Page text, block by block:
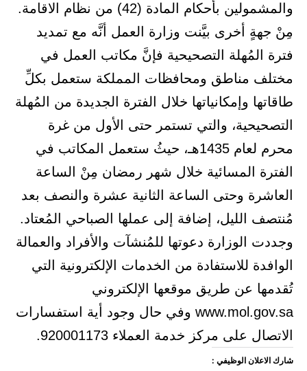
والمشمولين بأحكام المادة (42) من نظام الاقامة.
مِنْ جهةٍ أخرى بيَّنت وزارة العمل أنَّه مع تمديد
فترة المُهلة التصحيحية فإنَّ مكاتب العمل في
مختلف مناطق ومحافظات المملكة ستعمل بكلِّ
طاقاتها وإمكانياتها خلال الفترة الجديدة من المُهلة
التصحيحية، والتي تستمر حتى الأول من غرة
محرم لعام 1435هـ، حيثُ ستعمل المكاتب في
الفترة المسائية خلال شهر رمضان مِنْ الساعة
العاشرة وحتى الساعة الثانية عشرة والنصف بعد
مُنتصف الليل، إضافة إلى عملها الصباحي المُعتاد.
وجددت الوزارة دعوتها للمُنشآت والأفراد والعمالة
الوافدة للاستفادة من الخدمات الإلكترونية التي
تُقدمها عن طريق موقعها الإلكتروني
www.mol.gov.sa وفي حال وجود أية استفسارات
الاتصال على مركز خدمة العملاء 920001173.
شارك الاعلان الوظيفي :